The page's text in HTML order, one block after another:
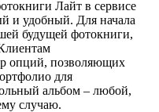
Лайт в сервисе
и удобный. Для начала
будущей фотокниги,
опций, позволяющих
для
альбом – любой,
случаю.